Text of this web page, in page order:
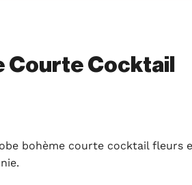
Courte Cocktail
bohème courte cocktail fleurs